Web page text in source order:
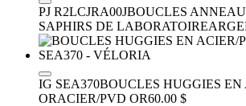
PJ R2LCJRA00JBOUCLES
SAPHIRS DE LABORATOIRE
IG SEA370BOUCLES HUGGIES EN
ORACIER/PVD OR60.00 $